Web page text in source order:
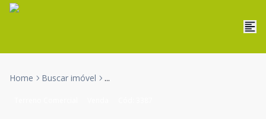
Home Buscar imóvel ...